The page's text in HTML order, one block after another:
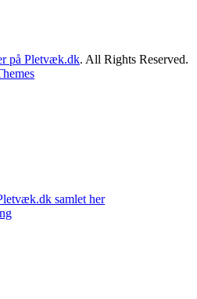
på Pletvæk.dk. All Rights Reserved.
samlet her